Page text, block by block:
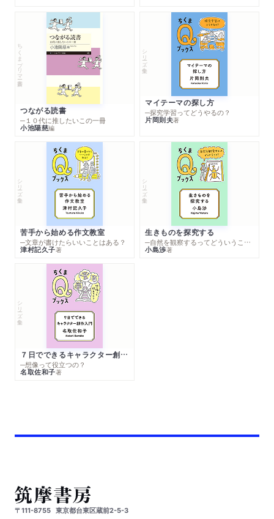
ちくまプリマー新書
つながる読書
─１０代に推したいこの一冊
小池陽慈編
シリーズ・全集
マイテーマの探し方
─探究学習ってどうやるの？
片岡則夫著
シリーズ・全集
苦手から始める作文教室
─文章が書けたらいいことはある？
津村記久子著
シリーズ・全集
生きものを探究する
─自然を観察するってどういうこと？
小島渉著
シリーズ・全集
７日でできるキャラクター創作入門
─想像って役立つの？
名取佐和子著
〒111-8755 東京都台東区蔵前2-5-3